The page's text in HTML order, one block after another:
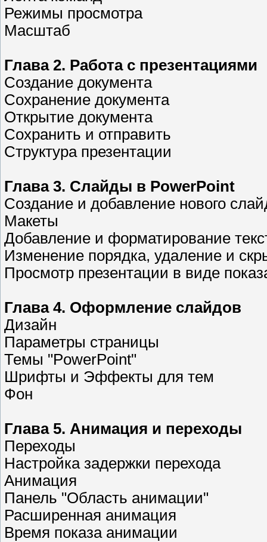
Режимы просмотра
Масштаб
Глава 2. Работа с презентациями
Создание документа
Сохранение документа
Открытие документа
Сохранить и отправить
Структура презентации
Глава 3. Слайды в PowerPoint
Создание и добавление нового
Макеты
Добавление и форматирование
Изменение порядка, удаление и
Просмотр презентации в виде
Глава 4. Оформление слайдов
Дизайн
Параметры страницы
Темы "PowerPoint"
Шрифты и Эффекты для тем
Фон
Глава 5. Анимация и переходы
Переходы
Настройка задержки перехода
Анимация
Панель "Область анимации"
Расширенная анимация
Время показа анимации